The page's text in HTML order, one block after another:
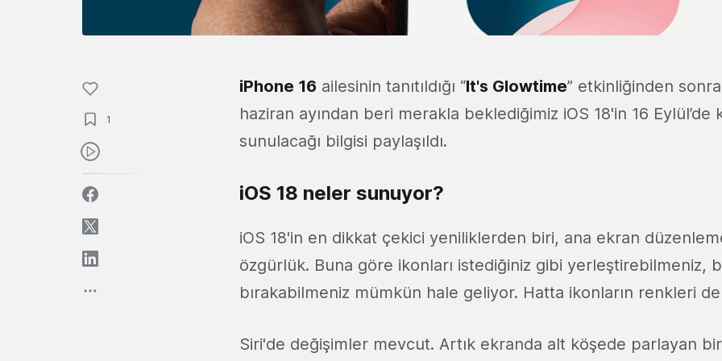
1
iPhone 16 ailesinin tanıtıldığı “It's Glowtime” etkinliğinden
haziran ayından beri merakla beklediğimiz iOS 18'in 16 Eylül’de
sunulacağı bilgisi paylaşıldı.
iOS 18 neler sunuyor?
iOS 18'in en dikkat çekici yeniliklerden biri, ana ekran
özgürlük. Buna göre ikonları istediğiniz gibi yerleştirebilmeniz,
bırakabilmeniz mümkün hale geliyor. Hatta ikonların renkleri
Siri'de değişimler mevcut. Artık ekranda alt köşede parlayan